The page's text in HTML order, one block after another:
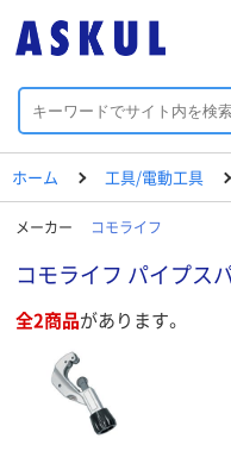
ホーム 工具/電動工具
メーカー コモライフ
コモライフ パイプス
全2商品があります。